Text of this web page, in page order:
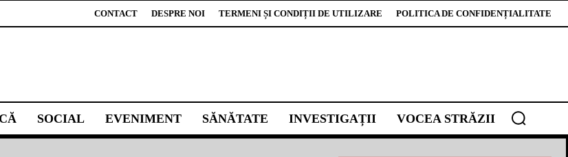
CONTACT DESPRE NOI TERMENI ȘI CONDIȚII DE UTILIZARE POLITICA DE CONFIDENȚIALITATE
SOCIAL EVENIMENT SĂNĂTATE INVESTIGAȚII VOCEA STRĂZII